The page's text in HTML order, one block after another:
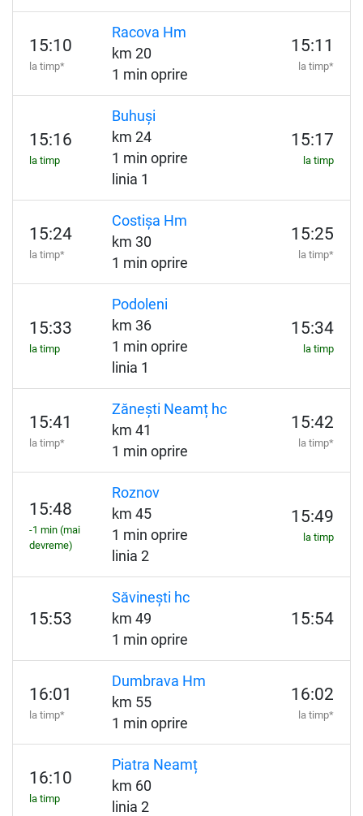
15:10
la timp*
Racova Hm
km 20
1 min oprire
15:11
la timp*
15:16
la timp
Buhuși
km 24
1 min oprire
linia 1
15:17
la timp
15:24
la timp*
Costișa Hm
km 30
1 min oprire
15:25
la timp*
15:33
la timp
Podoleni
km 36
1 min oprire
linia 1
15:34
la timp
15:41
la timp*
Zănești Neamț hc
km 41
1 min oprire
15:42
la timp*
15:48
-1 min (mai
devreme)
Roznov
km 45
1 min oprire
linia 2
15:49
la timp
15:53
Săvinești hc
km 49
1 min oprire
15:54
16:01
la timp*
Dumbrava Hm
km 55
1 min oprire
16:02
la timp*
16:10
la timp
Piatra Neamț
km 60
linia 2